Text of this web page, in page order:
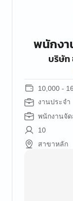
พนักงา
บริษัท
10,000 -
งานประจำ
พนักงานจั
10
สาขาหลัก